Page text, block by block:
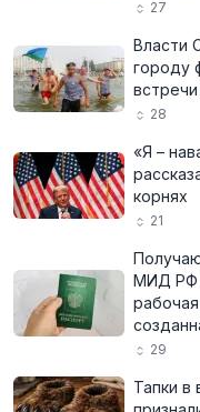
27
Власти
городу
28
«Я –
корнях
21
МИД РФ
29
Тапки